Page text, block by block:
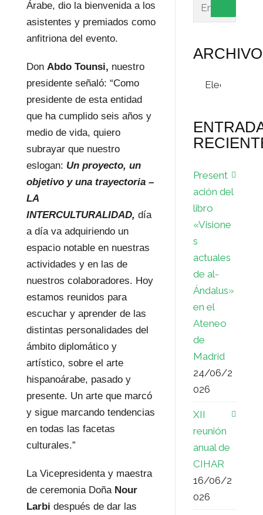
Árabe, dio la bienvenida a los
asistentes y premiados como
anfitriona del evento.
Don Abdo Tounsi, nuestro
presidente señaló: “Como
presidente de esta entidad
que ha cumplido seis años y
medio de vida, quiero
subrayar que nuestro
eslogan: Un proyecto, un
objetivo y una trayectoria –
LA
INTERCULTURALIDAD, día
a día va adquiriendo un
espacio notable en nuestras
actividades y en las de
nuestros colaboradores. Hoy
estamos reunidos para
escuchar y aprender de las
distintas personalidades del
ámbito diplomático y
artístico, sobre el arte
hispanoárabe, pasado y
presente. Un arte que marcó
y sigue marcando tendencias
en todas las facetas
culturales.”
La Vicepresidenta y maestra
de ceremonia Doña Nour
Larbi después de dar las
Present
ación del
libro
«Visione
s
actuales
de al-
Ándalus»
en el
Ateneo
de
Madrid
24/06/2
026
XII
reunión
anual de
CIHAR
16/06/2
026